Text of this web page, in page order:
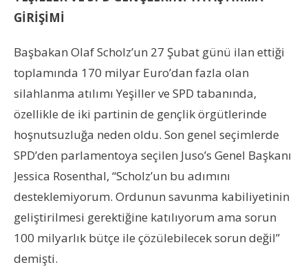
GİRİŞİMİ
Başbakan Olaf Scholz’un 27 Şubat günü ilan ettiği
toplamında 170 milyar Euro’dan fazla olan
silahlanma atılımı Yeşiller ve SPD tabanında,
özellikle de iki partinin de gençlik örgütlerinde
hoşnutsuzluğa neden oldu. Son genel seçimlerde
SPD’den parlamentoya seçilen Juso’s Genel Başkanı
Jessica Rosenthal, “Scholz’un bu adımını
desteklemiyorum. Ordunun savunma kabiliyetinin
geliştirilmesi gerektiğine katılıyorum ama sorun
100 milyarlık bütçe ile çözülebilecek sorun değil”
demişti.